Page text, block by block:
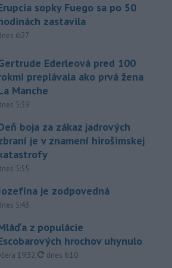
sopky Fuego sa po 50
zastavila
6:27
Ederleová pred 100
preplávala ako prvá žena
Manche
5:39
boja za zákaz jadrových
je v znamení hirošimskej
5:55
je zodpovedná
5:43
z populácie
hrochov uhynulo
19:32, aktualizované
dnes 6:10